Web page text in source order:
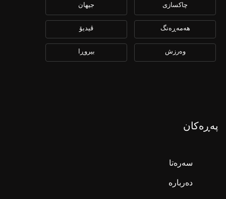
چاكسازی جیهان
هەمەڕەنگ ڤیدیۆ
وەرزش بیروڕا
پەڕەکان
سەرەتا
دەربارە